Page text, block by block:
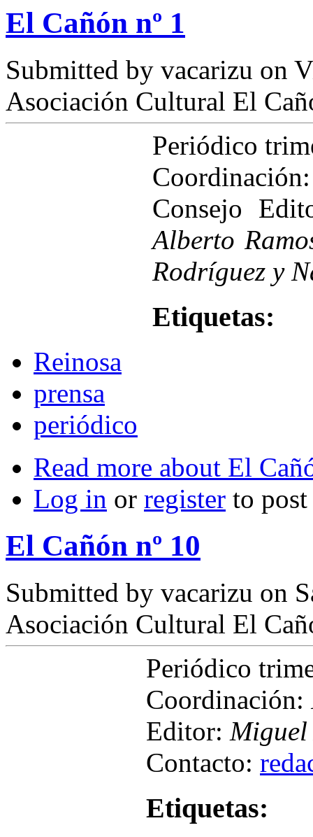
El Cañón nº 1
Submitted by vacarizu on
Asociación Cultural El
Periódico
Consejo
Alberto
Rodríguez y
Etiquetas:
Reinosa
prensa
periódico
Read more about El
Log in or register to
El Cañón nº 10
Submitted by vacarizu on
Asociación Cultural El
Periódico
Coordinación:
Editor: Miguel
Contacto:
Etiquetas: